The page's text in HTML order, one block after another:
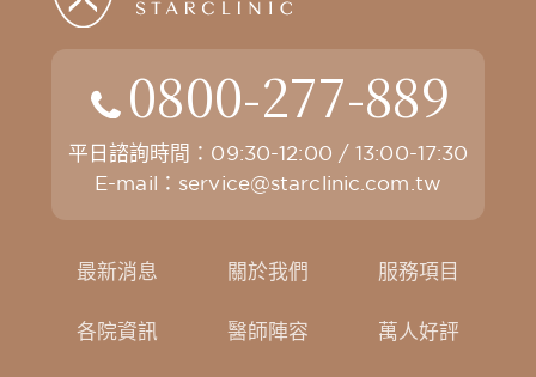
0800-277-889
平日諮詢時間：09:30-12:00 / 13:00-17:30
E-mail： service@starclinic.com.tw
最新消息 關於我們 服務項目
各院資訊 醫師陣容 萬人好評